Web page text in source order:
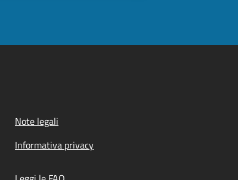
Note legali
Informativa privacy